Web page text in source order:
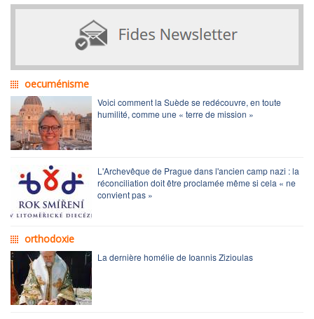
oecuménisme
Voici comment la Suède se redécouvre, en toute
humilité, comme une « terre de mission »
L'Archevêque de Prague dans l'ancien camp nazi : la
réconciliation doit être proclamée même si cela « ne
convient pas »
orthodoxie
La dernière homélie de Ioannis Zizioulas